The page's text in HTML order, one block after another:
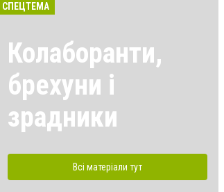
СПЕЦТЕМА
Колаборанти,
брехуни і
зрадники
Всі матеріали тут